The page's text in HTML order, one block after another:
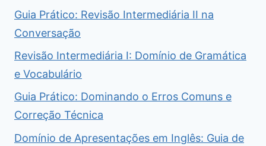
Guia Prático: Revisão Intermediária II na
Conversação
Revisão Intermediária I: Domínio de Gramática
e Vocabulário
Guia Prático: Dominando o Erros Comuns e
Correção Técnica
Domínio de Apresentações em Inglês: Guia de